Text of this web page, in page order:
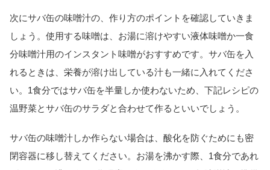
次にサバ缶の味噌汁の、作り方のポイントを確認していきま
しょう。使用する味噌は、お湯に溶けやすい液体味噌か一食
分味噌汁用のインスタント味噌がおすすめです。サバ缶を入
れるときは、栄養が溶け出している汁も一緒に入れてくださ
い。1食分ではサバ缶を半量しか使わないため、下記レシピの
温野菜とサバ缶のサラダと合わせて作るといいでしょう。
サバ缶の味噌汁しか作らない場合は、酸化を防ぐためにも密
閉容器に移し替えてください。お湯を沸かす際、1食分であれ